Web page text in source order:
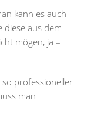
kann es auch
diese aus dem
mögen, ja –
professioneller
man